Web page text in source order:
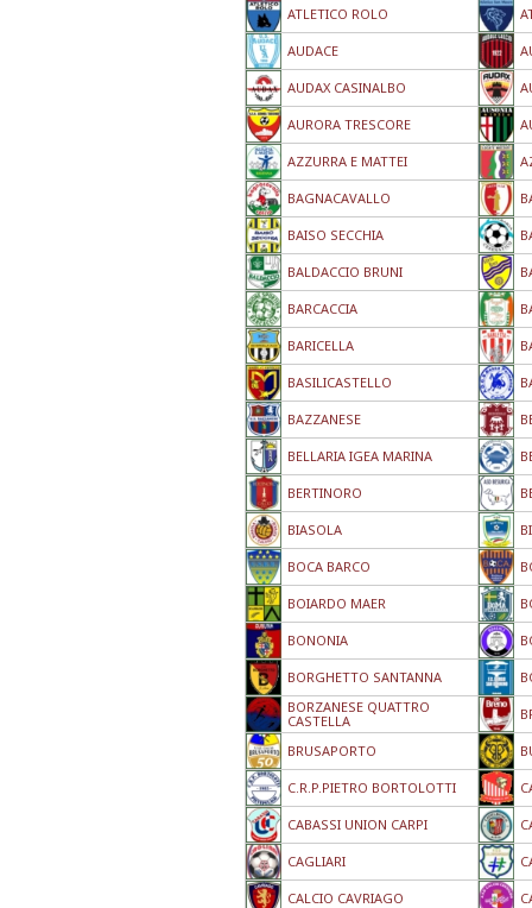
ATLETICO ROLO
AUDACE
AUDAX CASINALBO
AURORA TRESCORE
AZZURRA E MATTEI
BAGNACAVALLO
BAISO SECCHIA
BALDACCIO BRUNI
BARCACCIA
BARICELLA
BASILICASTELLO
BAZZANESE
BELLARIA IGEA MARINA
BERTINORO
BIASOLA
BOCA BARCO
BOIARDO MAER
BONONIA
BORGHETTO SANTANNA
BORZANESE QUATTRO
CASTELLA
BRUSAPORTO
C.R.P.PIETRO BORTOLOTTI
CABASSI UNION CARPI
CAGLIARI
CALCIO CAVRIAGO